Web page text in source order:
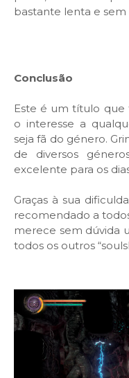
bastante lenta e
Conclusão
Este é um título
o interesse a
seja fã do género.
de diversos
excelente para os
Graças à sua
recomendado a
merece sem dúvida
todos os outros